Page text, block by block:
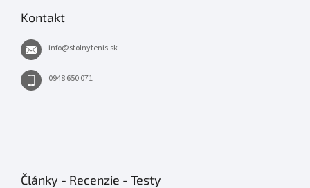
Kontakt
info@stolnytenis.sk
0948 650 071
Články - Recenzie - Testy